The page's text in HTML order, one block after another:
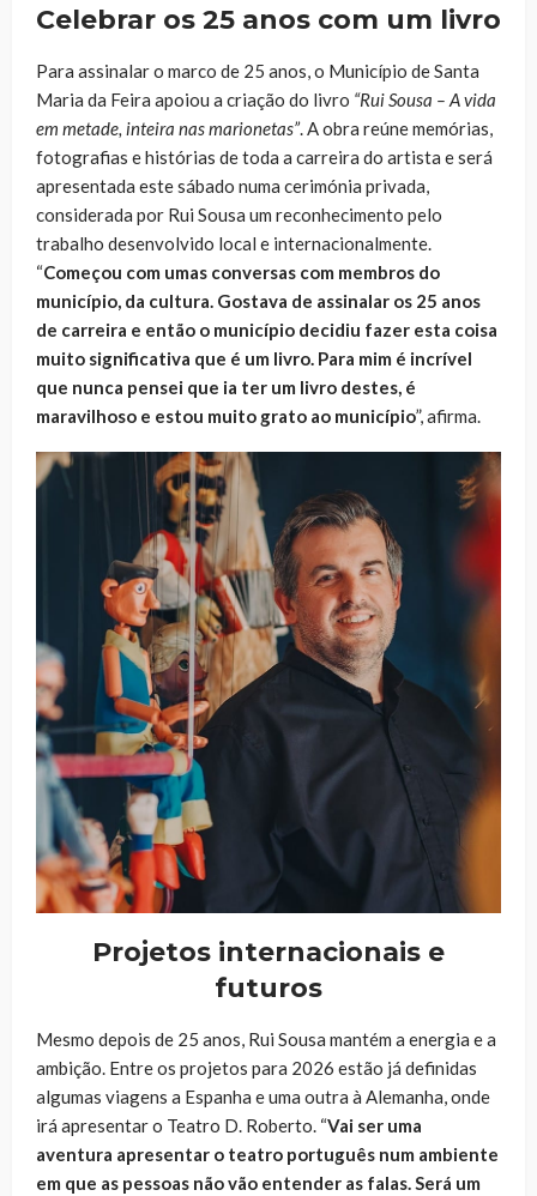
Celebrar os 25 anos com um livro
Para assinalar o marco de 25 anos, o Município de Santa
Maria da Feira apoiou a criação do livro “Rui Sousa – A vida
em metade, inteira nas marionetas”. A obra reúne memórias,
fotografias e histórias de toda a carreira do artista e será
apresentada este sábado numa cerimónia privada,
considerada por Rui Sousa um reconhecimento pelo
trabalho desenvolvido local e internacionalmente.
“Começou com umas conversas com membros do
município, da cultura. Gostava de assinalar os 25 anos
de carreira e então o município decidiu fazer esta coisa
muito significativa que é um livro. Para mim é incrível
que nunca pensei que ia ter um livro destes, é
maravilhoso e estou muito grato ao município”, afirma.
Projetos internacionais e
futuros
Mesmo depois de 25 anos, Rui Sousa mantém a energia e a
ambição. Entre os projetos para 2026 estão já definidas
algumas viagens a Espanha e uma outra à Alemanha, onde
irá apresentar o Teatro D. Roberto. “Vai ser uma
aventura apresentar o teatro português num ambiente
em que as pessoas não vão entender as falas. Será um